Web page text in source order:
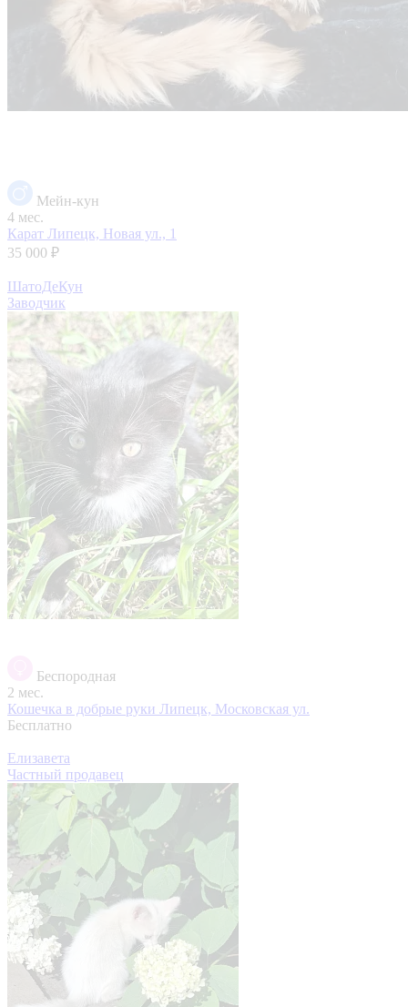
Мейн-кун
4 мес.
Карат Липецк, Новая ул., 1
35 000 ₽
ШатоДеКун
Заводчик
Беспородная
2 мес.
Кошечка в добрые руки Липецк, Московская ул.
Бесплатно
Елизавета
Частный продавец